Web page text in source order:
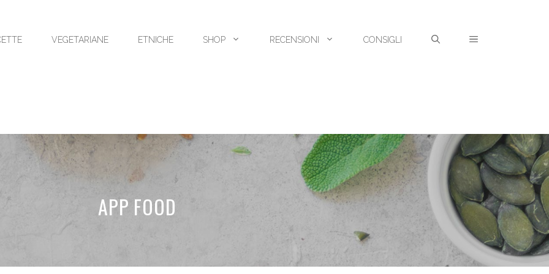
VEGETARIANE ETNICHE SHOP RECENSIONI CONSIGLI
APP FOOD